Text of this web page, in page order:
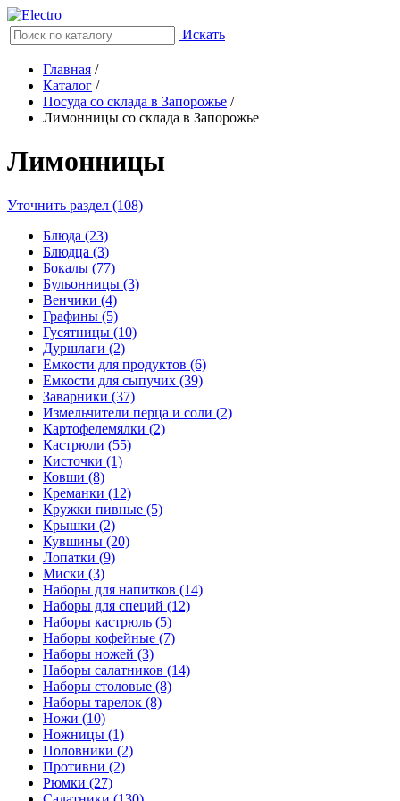
Искать
Главная /
Каталог /
Посуда со склада в Запорожье /
Лимонницы со склада в Запорожье
Лимонницы
Уточнить раздел (108)
Блюда (23)
Блюдца (3)
Бокалы (77)
Бульонницы (3)
Венчики (4)
Графины (5)
Гусятницы (10)
Дуршлаги (2)
Емкости для продуктов (6)
Емкости для сыпучих (39)
Заварники (37)
Измельчители перца и соли (2)
Картофелемялки (2)
Кастрюли (55)
Кисточки (1)
Ковши (8)
Креманки (12)
Кружки пивные (5)
Крышки (2)
Кувшины (20)
Лопатки (9)
Миски (3)
Наборы для напитков (14)
Наборы для специй (12)
Наборы кастрюль (5)
Наборы кофейные (7)
Наборы ножей (3)
Наборы салатников (14)
Наборы столовые (8)
Наборы тарелок (8)
Ножи (10)
Ножницы (1)
Половники (2)
Противни (2)
Рюмки (27)